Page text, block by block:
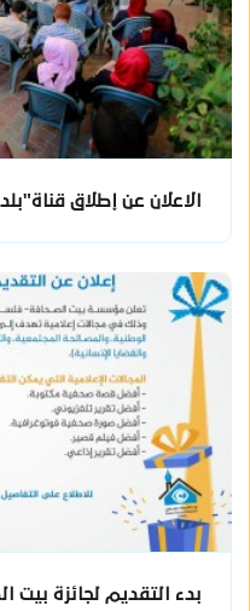
الاعلان عن إطلاق
بدء التقديم لجائزة بيت